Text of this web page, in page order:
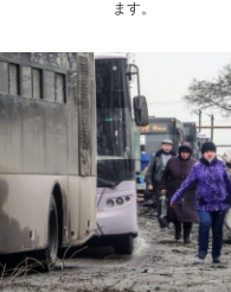
ます。